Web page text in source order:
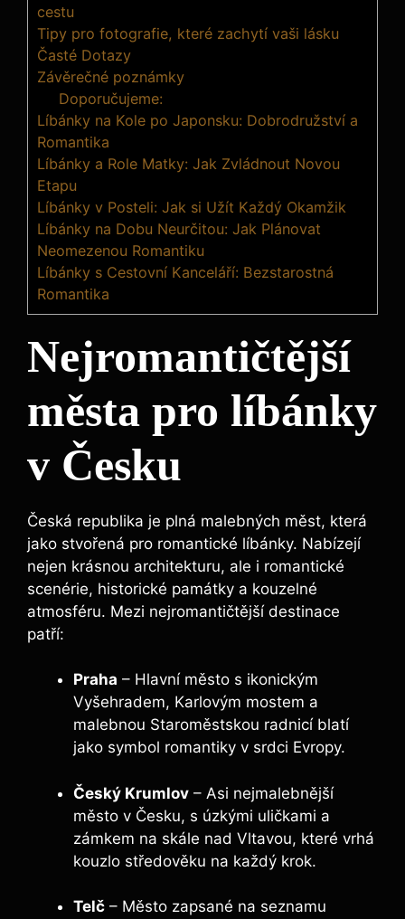
cestu
Tipy pro fotografie,⁣ které zachytí vaši lásku
Časté Dotazy
Závěrečné poznámky
Doporučujeme:
Líbánky na Kole po Japonsku: Dobrodružství a
Romantika
Líbánky a Role Matky: Jak Zvládnout Novou
Etapu
Líbánky v Posteli: Jak si Užít Každý Okamžik
Líbánky na Dobu Neurčitou: Jak Plánovat
Neomezenou Romantiku
Líbánky s Cestovní Kanceláří: Bezstarostná
Romantika
Nejromantičtější
města pro líbánky
v Česku
Česká republika je plná malebných měst, která
jako stvořená pro ⁣romantické líbánky. Nabízejí
nejen krásnou architekturu, ale i romantické
scenérie, historické památky a ⁤kouzelné⁢
atmosféru. Mezi nejromantičtější destinace
patří:
Praha – Hlavní město s ikonickým
Vyšehradem, Karlovým⁢ mostem​ a
malebnou Staroměstskou radnicí blatí
jako symbol romantiky v srdci Evropy.
Český ‌Krumlov ​– Asi‌ nejmalebnější
město v Česku, s úzkými uličkami a
zámkem na ‌skále nad Vltavou, které vrhá‌
kouzlo středověku na každý krok.
Telč – Město ⁣zapsané na seznamu